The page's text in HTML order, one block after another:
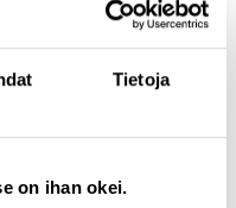
Tietoja
on ihan okei.
otettiin
erittäin
Lea Rytz